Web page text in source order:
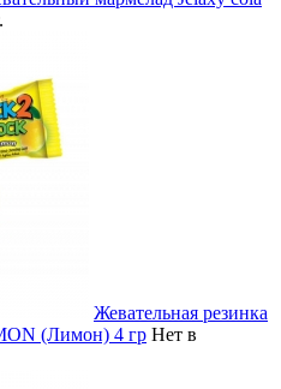
Жевательная резинка
(Лимон) 4 гр Нет в